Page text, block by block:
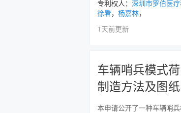
专利权人： 深圳市罗伯医
徐看， 杨嘉林，
1天前更新
车辆哨兵模式
制造方法及图纸
本申请公开了一种车辆哨